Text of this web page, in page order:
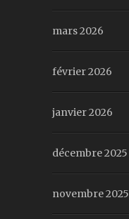
mars 2026
février 2026
janvier 2026
décembre 2025
novembre 2025